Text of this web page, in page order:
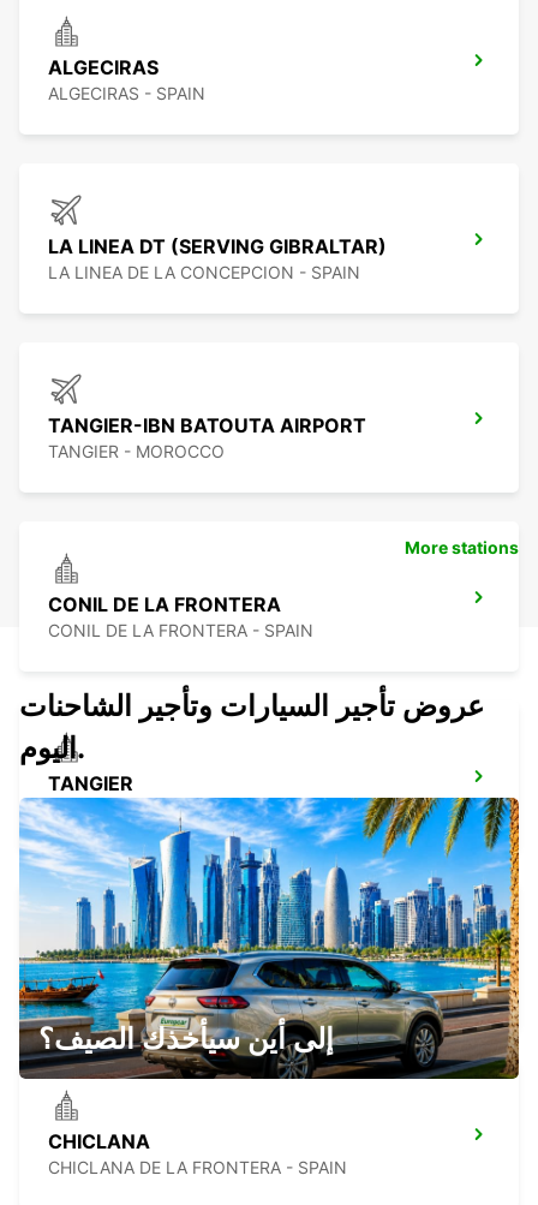
ALGECIRAS
ALGECIRAS - SPAIN
LA LINEA DT (SERVING GIBRALTAR)
LA LINEA DE LA CONCEPCION - SPAIN
TANGIER-IBN BATOUTA AIRPORT
TANGIER - MOROCCO
CONIL DE LA FRONTERA
CONIL DE LA FRONTERA - SPAIN
TANGIER
TANGIER - MOROCCO
MARBELLA
MARBELLA - SPAIN
CHICLANA
CHICLANA DE LA FRONTERA - SPAIN
More stations
عروض تأجير السيارات وتأجير الشاحنات
اليوم.
إلى أين سيأخذك الصيف؟